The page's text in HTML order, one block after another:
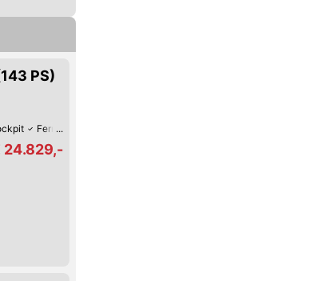
PS)
Fernlicht-Assistent
24.829,-